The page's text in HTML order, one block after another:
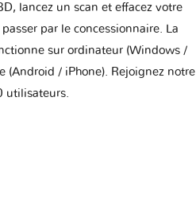
lancez un scan et effacez votre
par le concessionnaire. La
sur ordinateur (Windows /
(Android / iPhone). Rejoignez notre
utilisateurs.